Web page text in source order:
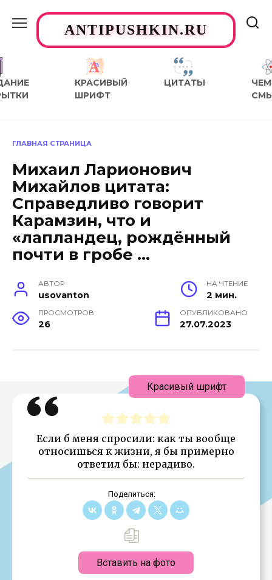
содержаниюANTIPUSHKIN.RU
КРАСИВЫЙ
ШРИФТ
ЦИТАТЫ
ЧЕМ
ГЛАВНАЯ СТРАНИЦА
Михаил Ларионович
Михайлов цитата:
Справедливо говорит
Карамзин, что и
«лапландец, рождённый
почти в гробе …
АВТОР
usovanton
НА ЧТЕНИЕ
2 мин.
ПРОСМОТРОВ
26
ОПУБЛИКОВАНО
27.07.2023
Если б меня спросили: как ты вообще
относишься к жизни, я бы примерно
ответил бы: нерадиво.
Поделиться:
Вставить на фото
Красивый шрифт